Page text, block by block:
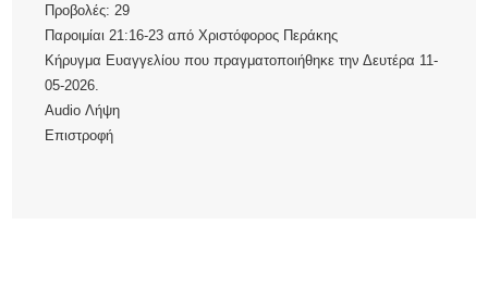
Προβολές:29
Παροιμίαι 21:16-23 απόΧριστόφορος Περάκης
Κήρυγμα Ευαγγελίου που πραγματοποιήθηκε την Δευτέρα 11-
05-2026.
Audio Λήψη
Επιστροφή